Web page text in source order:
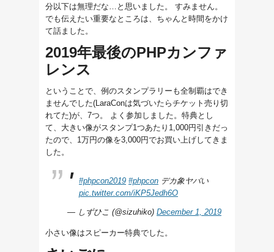
分以下は無理だな…と思いました。 すみません。
でも伝えたい重要なところは、ちゃんと時間をかけ
て話ました。
2019年最後のPHPカンファ
レンス
ということで、例のスタンプラリーも全制覇はでき
ませんでした(LaraConは気づいたらチケット売り切
れてた)が、7つ。 よく参加しました。特典とし
て、大きい像がスタンプ1つあたり1,000円引きだっ
たので、1万円の像を3,000円でお買い上げしてきま
した。
#phpcon2019 #phpcon デカ象ヤバい
pic.twitter.com/iKP5Jedh6O
— しずひこ (@sizuhiko) December 1, 2019
小さい像はスピーカー特典でした。